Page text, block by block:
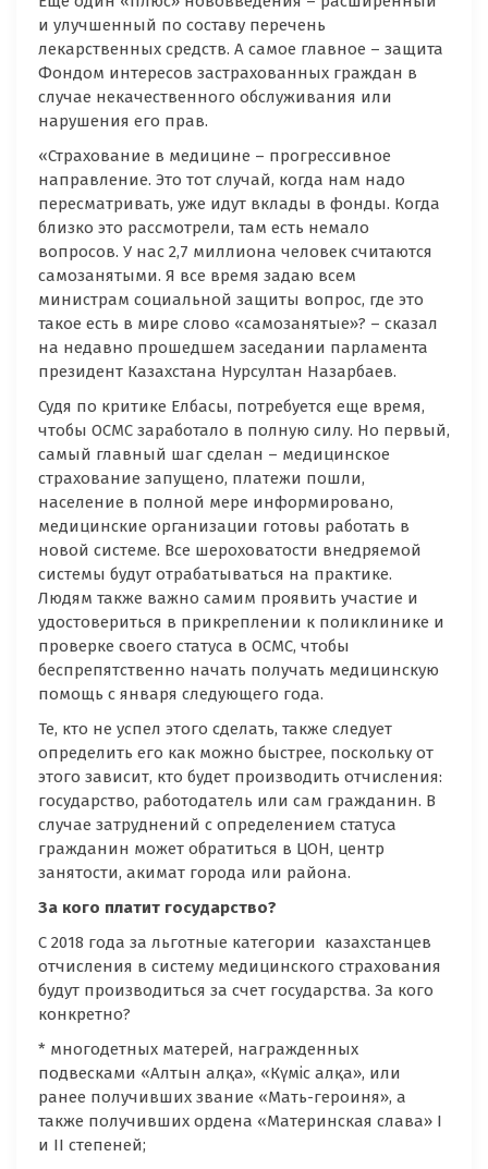
и улучшенный по составу перечень
лекарственных средств. А самое главное – защита
Фондом интересов застрахованных граждан в
случае некачественного обслуживания или
нарушения его прав.
«Страхование в медицине – прогрессивное
направление. Это тот случай, когда нам надо
пересматривать, уже идут вклады в фонды. Когда
близко это рассмотрели, там есть немало
вопросов. У нас 2,7 миллиона человек считаются
самозанятыми. Я все время задаю всем
министрам социальной защиты вопрос, где это
такое есть в мире слово «самозанятые»? – сказал
на недавно прошедшем заседании парламента
президент Казахстана Нурсултан Назарбаев.
Судя по критике Елбасы, потребуется еще время,
чтобы ОСМС заработало в полную силу. Но первый,
самый главный шаг сделан – медицинское
страхование запущено, платежи пошли,
население в полной мере информировано,
медицинские организации готовы работать в
новой системе. Все шероховатости внедряемой
системы будут отрабатываться на практике.
Людям также важно самим проявить участие и
удостовериться в прикреплении к поликлинике и
проверке своего статуса в ОСМС, чтобы
беспрепятственно начать получать медицинскую
помощь с января следующего года.
Те, кто не успел этого сделать, также следует
определить его как можно быстрее, поскольку от
этого зависит, кто будет производить отчисления:
государство, работодатель или сам гражданин. В
случае затруднений с определением статуса
гражданин может обратиться в ЦОН, центр
занятости, акимат города или района.
За кого платит государство?
С 2018 года за льготные категории казахстанцев
отчисления в систему медицинского страхования
будут производиться за счет государства. За кого
конкретно?
* многодетных матерей, награжденных
подвесками «Алтын алқа», «Күміс алқа», или
ранее получивших звание «Мать-героиня», а
также получивших ордена «Материнская слава» I
и II степеней;